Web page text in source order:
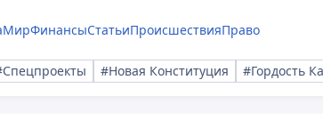
МирФинансыСтатьиПроисшествияПраво
#Новая Конституция #Гордость